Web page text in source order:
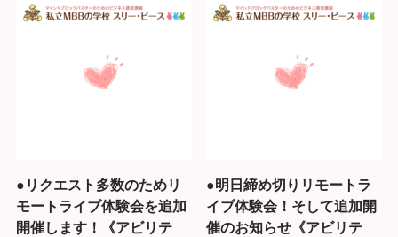
●リクエスト多数のためリ
モートライブ体験会を追加
開催します！《アビリテ
●明日締め切りリモートラ
イブ体験会！そして追加開
催のお知らせ《アビリテ